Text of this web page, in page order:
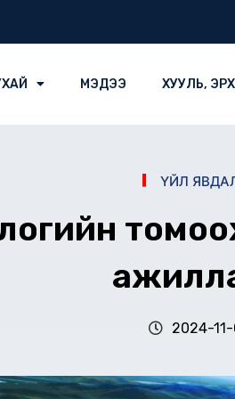
МЭДЭЭ ХУУЛЬ, ЭРХ
ҮЙЛ
2024-